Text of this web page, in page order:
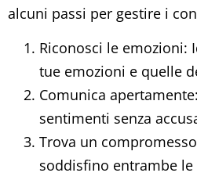
alcuni passi per gestire i
Riconosci le emozioni:
tue emozioni e quelle
Comunica
sentimenti senza
Trova un
soddisfino entrambe le